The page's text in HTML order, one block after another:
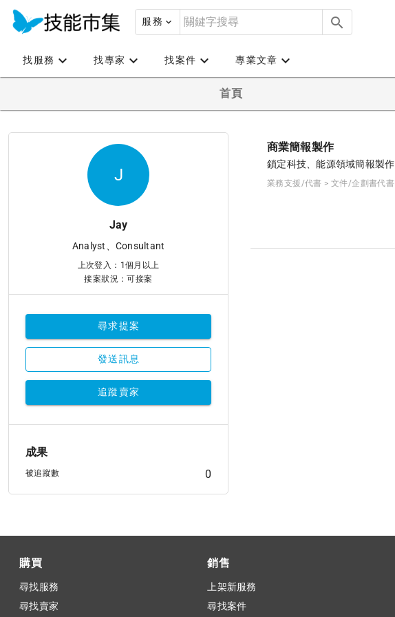
服務
找服務 找專家 找案件 專業文章
首頁
J
Jay
Analyst、Consultant
上次登入：1個月以上
接案狀況：可接案
尋求提案
發送訊息
追蹤賣家
成果
被追蹤數 0
商業簡報製作
鎖定科技、能源領域簡報製作
業務支援/代書 > 文件/企劃書代書
購買
尋找服務
尋找賣家
銷售
上架新服務
尋找案件